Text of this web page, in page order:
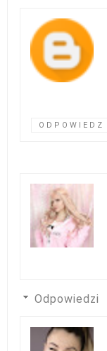
ODPOWIEDZ
Odpowiedzi